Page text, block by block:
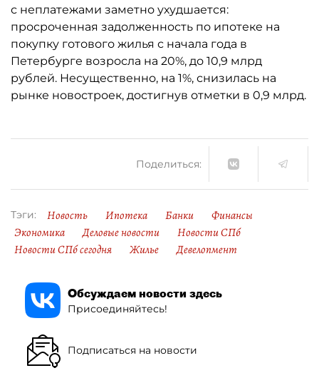
с неплатежами заметно ухудшается:
просроченная задолженность по ипотеке на
покупку готового жилья с начала года в
Петербурге возросла на 20%, до 10,9 млрд
рублей. Несущественно, на 1%, снизилась на
рынке новостроек, достигнув отметки в 0,9 млрд.
Поделиться:
Тэги: Новость Ипотека Банки
Финансы
Экономика
Деловые новости
Новости СПб
Новости СПб сегодня
Жилье Девелопмент
Обсуждаем новости здесь
Присоединяйтесь!
Подписаться на новости